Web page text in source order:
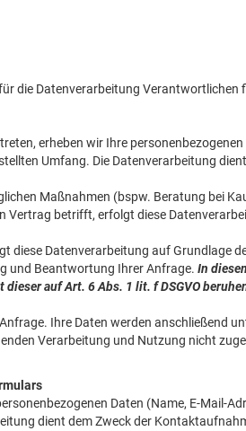
die Datenverarbeitung Verantwortlichen
erheben wir Ihre personenbezogenen
Umfang. Die Datenverarbeitung
Maßnahmen (bspw. Beratung bei
Vertrag betrifft, erfolgt diese
Datenverarbeitung auf Grundlage
und Beantwortung Ihrer Anfrage. In
auf Art. 6 Abs. 1 lit. f DSGVO
Ihre Daten werden anschließend
Verarbeitung und Nutzung nicht
Daten (Name, E-Mail-
dient dem Zweck der